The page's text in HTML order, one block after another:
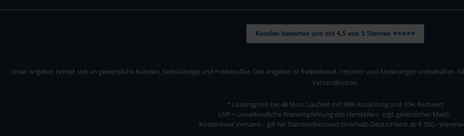
Kunden bewerten uns mit 4,5 von 5 Sternen ⭐⭐⭐⭐⭐
Unser Angebot richtet sich an gewerbliche Kunden, Selbständige und Freiberufler. Das Angebot ist freibleibend. Irrtümer und Änderungen vorbehalten.
Versandkosten.
* Leasingpreis bei 48 Mon. Laufzeit mit 30% Anzahlung und 10% Restwert
UVP = unverbindliche Preisempfehlung des Herstellers zzgl. gesetzlicher MwSt.
Kostenloser Versand – gilt für Standardversand innerhalb Deutschland ab € 500,-